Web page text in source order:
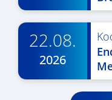
22.08.
2026